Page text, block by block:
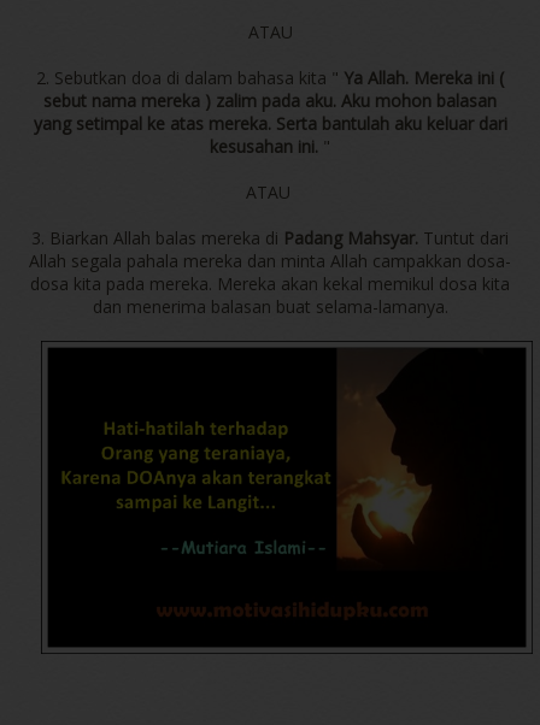
ATAU
2. Sebutkan doa di dalam bahasa kita " Ya Allah. Mereka ini (
sebut nama mereka ) zalim pada aku. Aku mohon balasan
yang setimpal ke atas mereka. Serta bantulah aku keluar dari
kesusahan ini. "
ATAU
3. Biarkan Allah balas mereka di Padang Mahsyar. Tuntut dari
Allah segala pahala mereka dan minta Allah campakkan dosa-
dosa kita pada mereka. Mereka akan kekal memikul dosa kita
dan menerima balasan buat selama-lamanya.